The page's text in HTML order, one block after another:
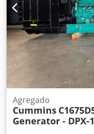
Agregado
Cummins
Generator - DPX-